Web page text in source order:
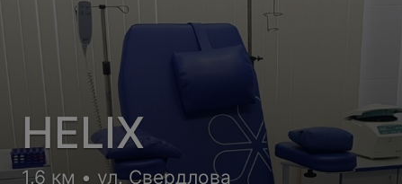
HELIX
1.6 км • ул. Свердлова